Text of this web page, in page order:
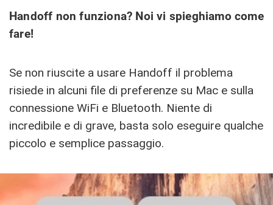
Handoff non funziona? Noi vi spieghiamo come
fare!
Se non riuscite a usare Handoff il problema
risiede in alcuni file di preferenze su Mac e sulla
connessione WiFi e Bluetooth. Niente di
incredibile e di grave, basta solo eseguire qualche
piccolo e semplice passaggio.